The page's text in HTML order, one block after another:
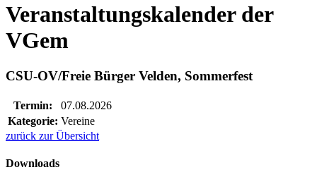
Veranstaltungskalender der
VGem
CSU-OV/Freie Bürger Velden, Sommerfest
Termin:
07.08.2026
Kategorie: Vereine
zurück zur Übersicht
Downloads